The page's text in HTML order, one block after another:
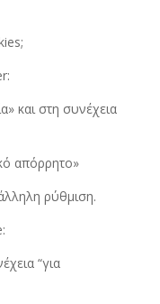
και στη συνέχεια
απόρρητο»
ρύθμιση.
“για